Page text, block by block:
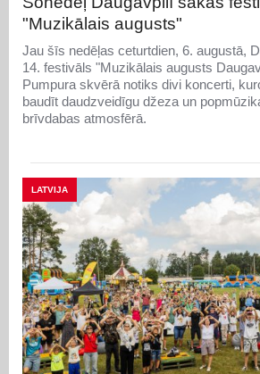
"Muzikālais augusts"
Jau šīs nedēļas ceturtdien, 6. augustā,
14. festivāls "Muzikālais augusts
Pumpura skvērā notiks divi koncerti,
baudīt daudzveidīgu džeza un
brīvdabas atmosfērā.
LATVIJA